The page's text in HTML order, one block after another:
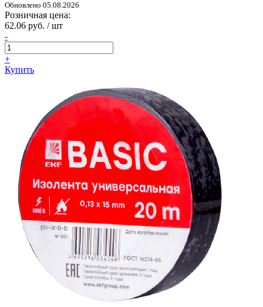
Обновлено 05.08.2026
Розничная цена:
62.06 руб. / шт
-
+
Купить